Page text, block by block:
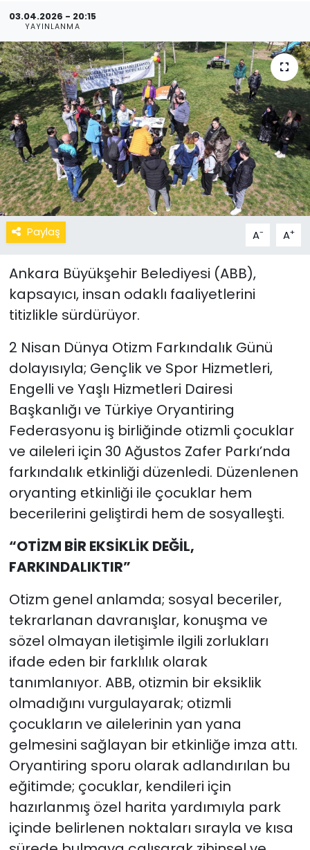
03.04.2026 - 20:15
YAYINLANMA
Paylaş A- A+
Ankara Büyükşehir Belediyesi (ABB),
kapsayıcı, insan odaklı faaliyetlerini
titizlikle sürdürüyor.
2 Nisan Dünya Otizm Farkındalık Günü
dolayısıyla; Gençlik ve Spor Hizmetleri,
Engelli ve Yaşlı Hizmetleri Dairesi
Başkanlığı ve Türkiye Oryantiring
Federasyonu iş birliğinde otizmli çocuklar
ve aileleri için 30 Ağustos Zafer Parkı’nda
farkındalık etkinliği düzenledi. Düzenlenen
oryanting etkinliği ile çocuklar hem
becerilerini geliştirdi hem de sosyalleşti.
“OTİZM BİR EKSİKLİK DEĞİL,
FARKINDALIKTIR”
Otizm genel anlamda; sosyal beceriler,
tekrarlanan davranışlar, konuşma ve
sözel olmayan iletişimle ilgili zorlukları
ifade eden bir farklılık olarak
tanımlanıyor. ABB, otizmin bir eksiklik
olmadığını vurgulayarak; otizmli
çocukların ve ailelerinin yan yana
gelmesini sağlayan bir etkinliğe imza attı.
Oryantiring sporu olarak adlandırılan bu
eğitimde; çocuklar, kendileri için
hazırlanmış özel harita yardımıyla park
içinde belirlenen noktaları sırayla ve kısa